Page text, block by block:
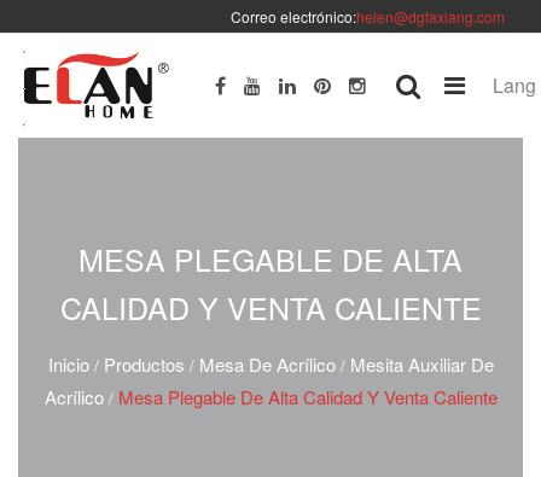
Correo electrónico:helen@dgfaxiang.com
Lang
MESA PLEGABLE DE ALTA
CALIDAD Y VENTA CALIENTE
Inicio/ Productos / Mesa De Acrílico/ Mesita Auxiliar De
Acrílico/ Mesa Plegable De Alta Calidad Y Venta Caliente